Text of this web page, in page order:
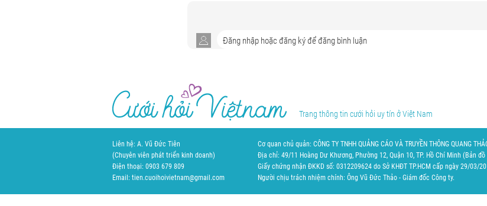
Trang thông tin cưới hỏi uy tín ở Việt Nam
Liên hệ: A. Vũ Đức Tiên
(Chuyên viên phát triển kinh doanh)
Điện thoại: 0903 679 809
Email: tien.cuoihoivietnam@gmail.com
Cơ quan chủ quản: CÔNG TY TNHH QUẢNG CÁO VÀ TRUYỀN THÔNG QUANG
Địa chỉ: 49/11 Hoàng Dư Khương, Phường 12, Quận 10, TP. Hồ Chí Minh ( Bản
Giấy chứng nhận ĐKKD số: 0312209624 do Sở KHĐT TP.HCM cấp ngày 29/03/
Người chịu trách nhiệm chính: Ông Vũ Đức Thảo - Giám đốc Công ty.